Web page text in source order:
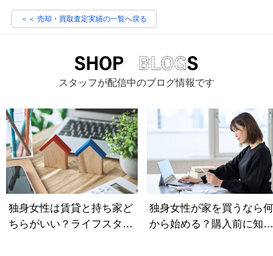
＜＜ 売却・買取査定実績の一覧へ戻る
スタッフが配信中のブログ情報です